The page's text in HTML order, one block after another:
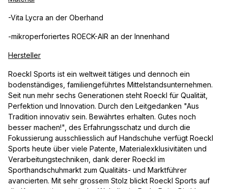
-Vita Lycra an der Oberhand
-mikroperforiertes ROECK-AIR an der Innenhand
Hersteller
Roeckl Sports ist ein weltweit tätiges und dennoch ein
bodenständiges, familiengeführtes Mittelstandsunternehmen.
Seit nun mehr sechs Generationen steht Roeckl für Qualität,
Perfektion und Innovation. Durch den Leitgedanken "Aus
Tradition innovativ sein. Bewährtes erhalten. Gutes noch
besser machen!", des Erfahrungsschatz und durch die
Fokussierung ausschliesslich auf Handschuhe verfügt Roeckl
Sports heute über viele Patente, Materialexklusivitäten und
Verarbeitungstechniken, dank derer Roeckl im
Sporthandschuhmarkt zum Qualitäts- und Marktführer
avancierten. Mit sehr grossem Stolz blickt Roeckl Sports auf